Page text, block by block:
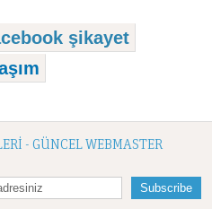
şikayet
- GÜNCEL WEBMASTER